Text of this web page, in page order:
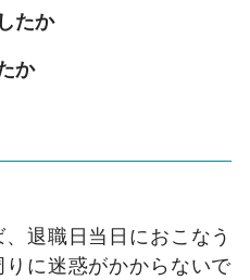
たか
か
退職日当日におこなう
に迷惑がかからないで